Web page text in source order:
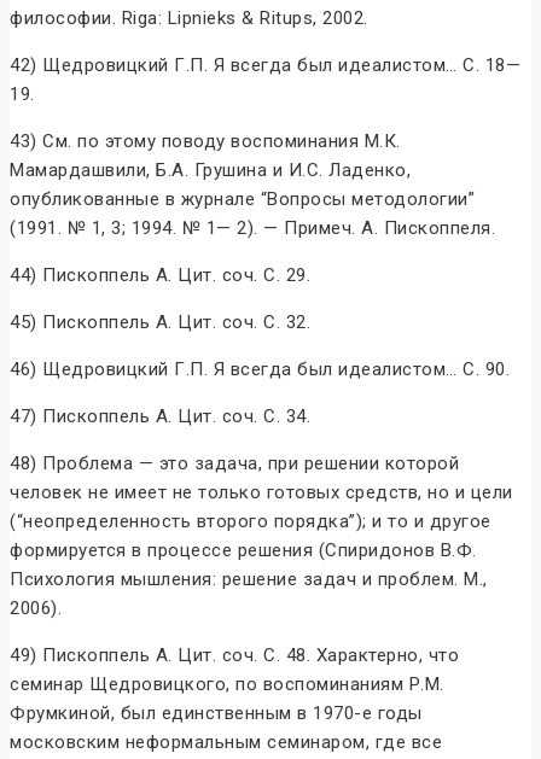
философии. Riga: Lipnieks & Ritups, 2002.
42) Щедровицкий Г.П. Я всегда был идеалистом… С. 18—
19.
43) См. по этому поводу воспоминания М.К.
Мамардашвили, Б.А. Грушина и И.С. Ладенко,
опубликованные в журнале “Вопросы методологии”
(1991. № 1, 3; 1994. № 1— 2). — Примеч. А. Пископпеля.
44) Пископпель А. Цит. соч. С. 29.
45) Пископпель А. Цит. соч. С. 32.
46) Щедровицкий Г.П. Я всегда был идеалистом… С. 90.
47) Пископпель А. Цит. соч. С. 34.
48) Проблема — это задача, при решении которой
человек не имеет не только готовых средств, но и цели
(“неопределенность второго порядка”); и то и другое
формируется в процессе решения (Спиридонов В.Ф.
Психология мышления: решение задач и проблем. М.,
2006).
49) Пископпель А. Цит. соч. С. 48. Характерно, что
семинар Щедровицкого, по воспоминаниям Р.М.
Фрумкиной, был единственным в 1970-е годы
московским неформальным семинаром, где все